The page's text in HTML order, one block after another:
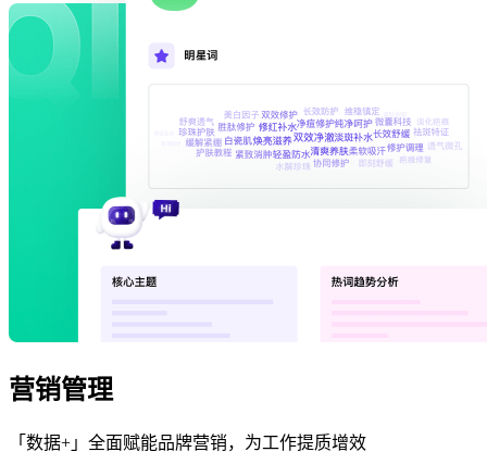
营销管理
「数据+」全面赋能品牌营销，为工作提质增效